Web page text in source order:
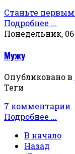
Станьте
Подробнее ...
Понедельник, 06
Мужу
Опубликовано в
Теги
7 комментарии
Подробнее ...
В начало
Назад